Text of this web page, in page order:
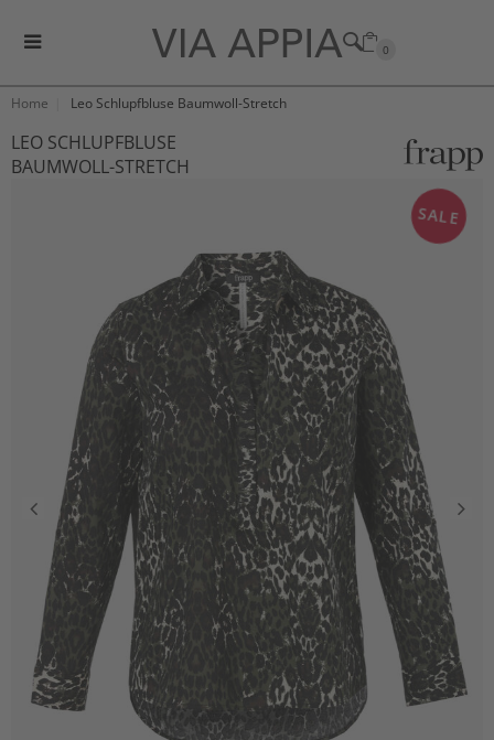
0
Home Leo Schlupfbluse Baumwoll-Stretch
LEO SCHLUPFBLUSE
BAUMWOLL-STRETCH
SALE